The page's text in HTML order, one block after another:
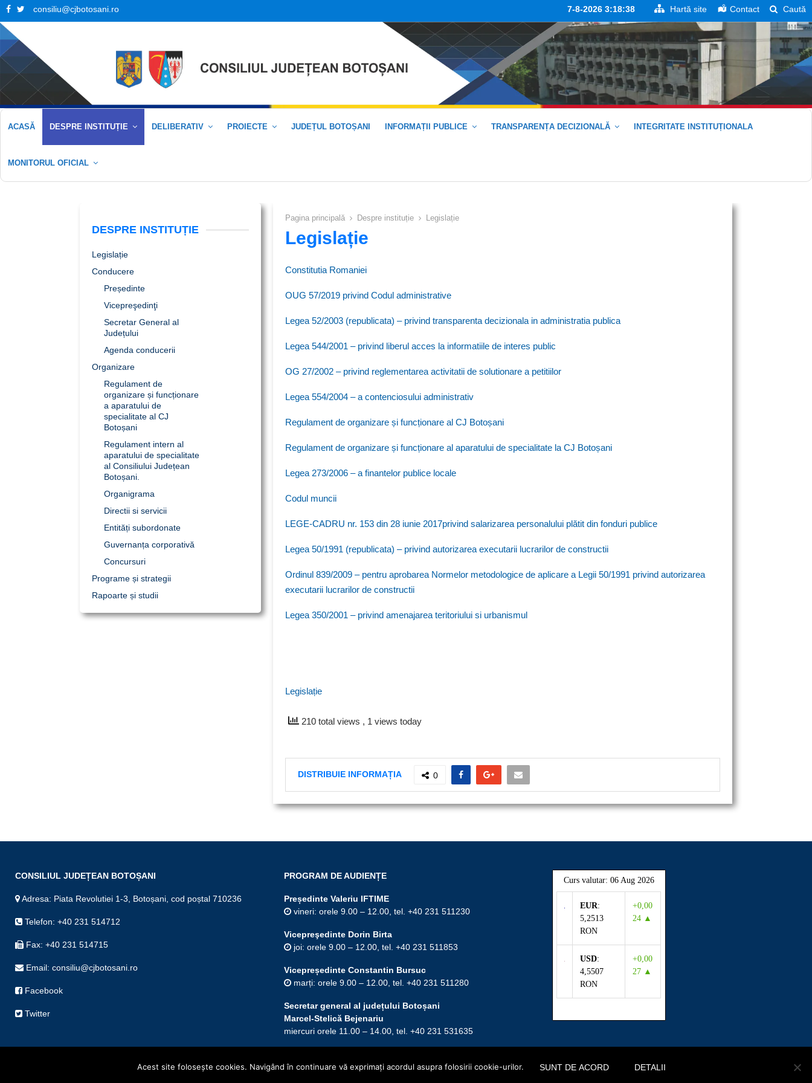
Facebook
Twitter
consiliu@cjbotosani.ro 7-8-2026 3:18:39 Hartă site Contact Caută
ACASĂ DESPRE INSTITUȚIE DELIBERATIV PROIECTE JUDEȚUL BOTOȘANI INFORMAȚII PUBLICE TRANSPARENȚA DECIZIONALĂ INTEGRITATE INSTITUȚIONALA
MONITORUL OFICIAL
Pagina principală Despre instituție Legislație
Legislație
Constitutia Romaniei
OUG 57/2019 privind Codul administrative
Legea 52/2003 (republicata) – privind transparenta decizionala in administratia publica
Legea 544/2001 – privind liberul acces la informatiile de interes public
OG 27/2002 – privind reglementarea activitatii de solutionare a petitiilor
Legea 554/2004 – a contenciosului administrativ
Regulament de organizare și funcționare al CJ Botoșani
Regulament de organizare și funcționare al aparatului de specialitate la CJ Botoșani
Legea 273/2006 – a finantelor publice locale
Codul muncii
LEGE-CADRU nr. 153 din 28 iunie 2017privind salarizarea personalului plătit din fonduri publice
Legea 50/1991 (republicata) – privind autorizarea executarii lucrarilor de constructii
Ordinul 839/2009 – pentru aprobarea Normelor metodologice de aplicare a Legii 50/1991 privind autorizarea
executarii lucrarilor de constructii
Legea 350/2001 – privind amenajarea teritoriului si urbanismul
Legislație
210 total views , 1 views today
DISTRIBUIE INFORMAȚIA 0
DESPRE INSTITUȚIE
Legislație
Conducere
Președinte
Vicepreşedinţi
Secretar General al
Județului
Agenda conducerii
Organizare
Regulament de
organizare și funcționare
a aparatului de
specialitate al CJ
Botoșani
Regulament intern al
aparatului de specialitate
al Consiliului Județean
Botoșani.
Organigrama
Directii si servicii
Entități subordonate
Guvernanța corporativă
Concursuri
Programe și strategii
Rapoarte și studii
CONSILIUL JUDEȚEAN BOTOȘANI
Adresa: Piata Revolutiei 1-3, Botoșani, cod poștal 710236
Telefon: +40 231 514712
Fax: +40 231 514715
Email: consiliu@cjbotosani.ro
Facebook
Twitter
PROGRAM DE AUDIENȚE
Președinte Valeriu IFTIME
vineri: orele 9.00 – 12.00, tel. +40 231 511230
Vicepreşedinte Dorin Birta
joi: orele 9.00 – 12.00, tel. +40 231 511853
Vicepreședinte Constantin Bursuc
marți: orele 9.00 – 12.00, tel. +40 231 511280
Secretar general al județului Botoșani
Marcel-Stelică Bejenariu
miercuri orele 11.00 – 14.00, tel. +40 231 531635
Curs valutar: 06 Aug 2026
EUR:
5,2513
RON
+0,00
24 ▲
USD:
4,5507
RON
+0,00
27 ▲
Acest site foloseşte cookies. Navigând în continuare vă exprimaţi acordul asupra folosirii cookie-urilor. SUNT DE ACORD DETALII